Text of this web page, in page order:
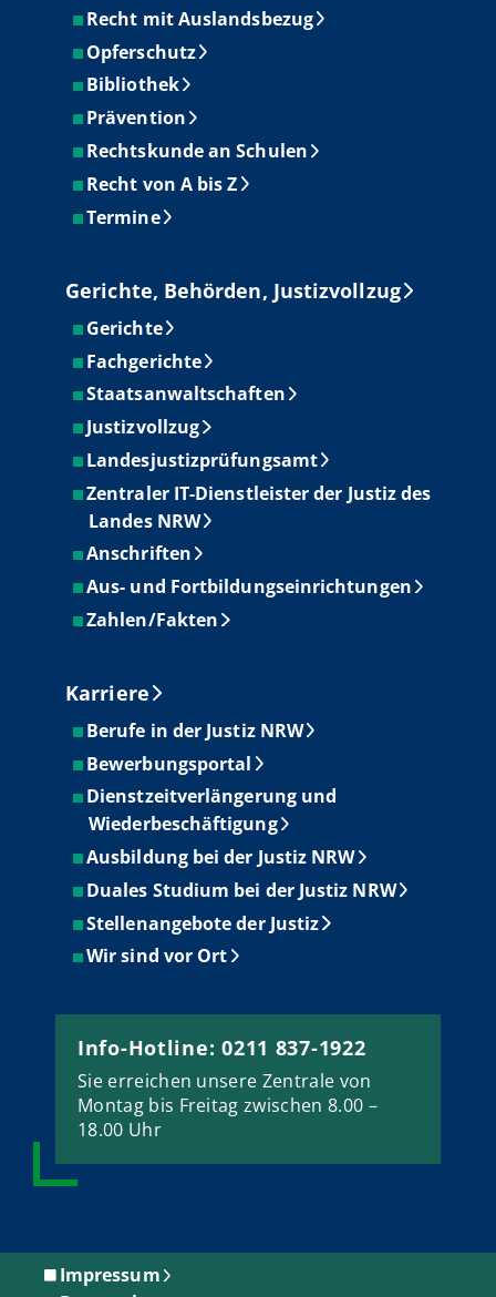
Recht mit Auslandsbezug
Opferschutz
Bibliothek
Prävention
Rechtskunde an Schulen
Recht von A bis Z
Termine
Gerichte, Behörden, Justizvollzug
Gerichte
Fachgerichte
Staatsanwaltschaften
Justizvollzug
Landesjustizprüfungsamt
Zentraler IT-Dienstleister der Justiz des
Landes NRW
Anschriften
Aus- und Fortbildungseinrichtungen
Zahlen/Fakten
Karriere
Berufe in der Justiz NRW
Bewerbungsportal
Dienstzeitverlängerung und
Wiederbeschäftigung
Ausbildung bei der Justiz NRW
Duales Studium bei der Justiz NRW
Stellenangebote der Justiz
Wir sind vor Ort
Info-Hotline: 0211 837-1922
Sie erreichen unsere Zentrale von
Montag bis Freitag zwischen 8.00 –
18.00 Uhr
Impressum